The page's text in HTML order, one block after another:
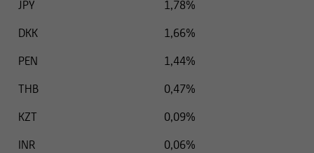
JPY
1,78%
DKK
1,66%
PEN
1,44%
THB
0,47%
KZT
0,09%
INR
0,06%
Inoltre, UniCredit Invest Lux Société Anonyme si
aggiunte alle informazioni fornite.
UniCredit Invest Lux Société Anonyme sono
protetti da copyright. La riproduzione di